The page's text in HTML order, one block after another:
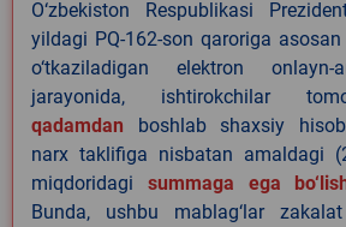
O‘zbekiston Respublikasi
yildagi PQ-162-son qaroriga
o‘tkaziladigan elektron onlayn-
jarayonida, ishtirokchilar
qadamdan boshlab shaxsiy
narx taklifiga nisbatan amaldagi
miqdoridagi summaga ega
Bunda, ushbu mablag‘lar